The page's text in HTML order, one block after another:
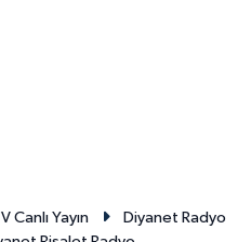
Canlı Yayın
Diyanet Radyo